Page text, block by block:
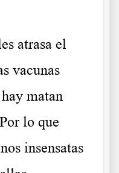
atrasa el
vacunas
matan
lo que
insensatas